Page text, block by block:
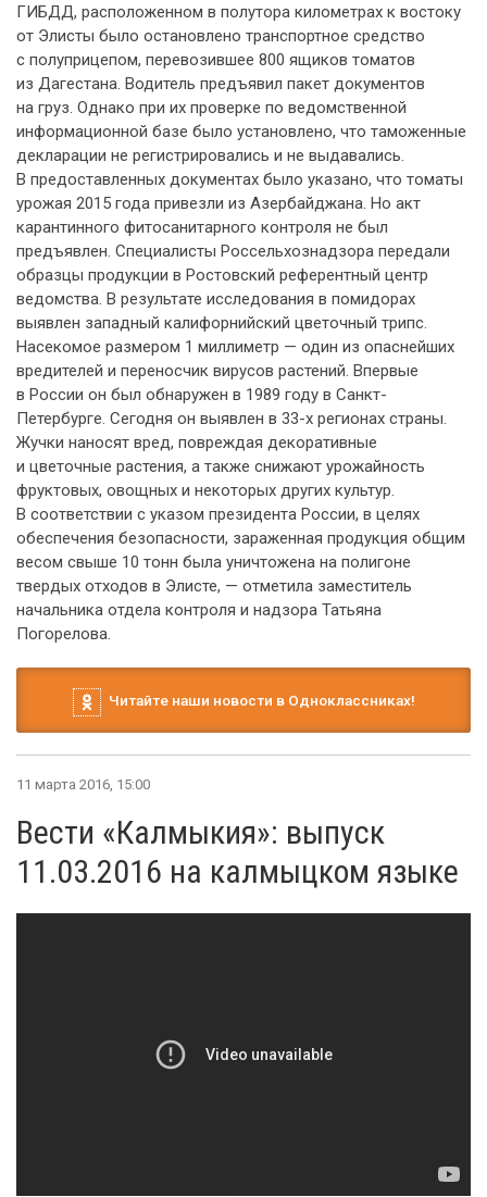
ГИБДД, расположенном в полутора километрах к востоку
от Элисты было остановлено транспортное средство
с полуприцепом, перевозившее 800 ящиков томатов
из Дагестана. Водитель предъявил пакет документов
на груз. Однако при их проверке по ведомственной
информационной базе было установлено, что таможенные
декларации не регистрировались и не выдавались.
В предоставленных документах было указано, что томаты
урожая 2015 года привезли из Азербайджана. Но акт
карантинного фитосанитарного контроля не был
предъявлен. Специалисты Россельхознадзора передали
образцы продукции в Ростовский референтный центр
ведомства. В результате исследования в помидорах
выявлен западный калифорнийский цветочный трипс.
Насекомое размером 1 миллиметр — один из опаснейших
вредителей и переносчик вирусов растений. Впервые
в России он был обнаружен в 1989 году в Санкт-
Петербурге. Сегодня он выявлен в 33-х регионах страны.
Жучки наносят вред, повреждая декоративные
и цветочные растения, а также снижают урожайность
фруктовых, овощных и некоторых других культур.
В соответствии с указом президента России, в целях
обеспечения безопасности, зараженная продукция общим
весом свыше 10 тонн была уничтожена на полигоне
твердых отходов в Элисте, — отметила заместитель
начальника отдела контроля и надзора Татьяна
Погорелова.
Читайте наши новости в Одноклассниках!
11 марта 2016, 15:00
Вести «Калмыкия»: выпуск
11.03.2016 на калмыцком языке